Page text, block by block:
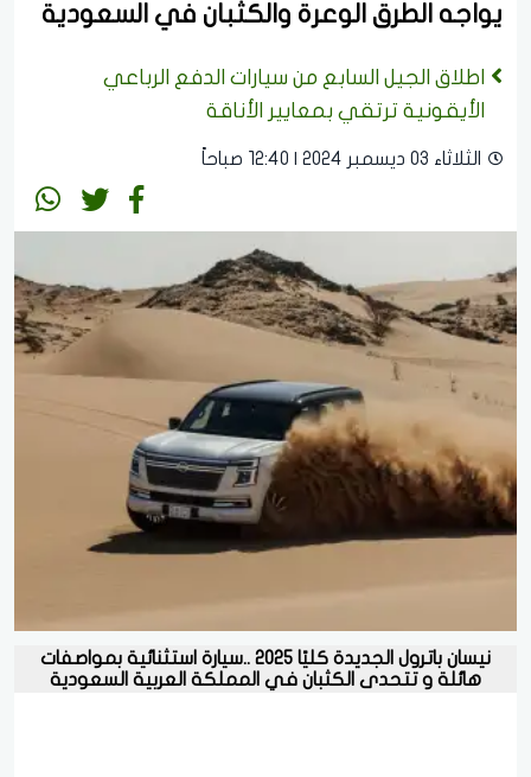
يواجه الطرق الوعرة والكثبان في السعودية
اطلاق الجيل السابع من سيارات الدفع الرباعي
الأيقونية ترتقي بمعايير الأناقة
الثلاثاء 03 ديسمبر 2024 | 12:40 صباحاً
نيسان باترول الجديدة كليًا 2025 ..سيارة استثنائية بمواصفات
هائلة و تتحدى الكثبان في المملكة العربية السعودية